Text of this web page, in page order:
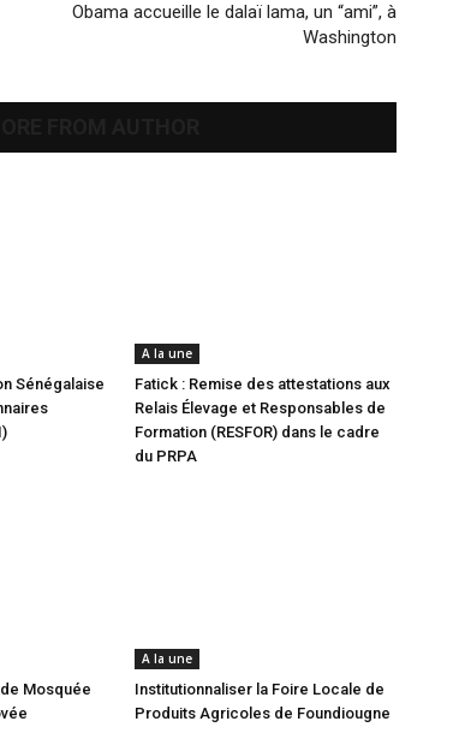
Obama accueille le dalaï lama, un “ami”, à
Washington
Sénégalaise
A la une
Fatick : Remise des attestations aux
Relais Élevage et Responsables de
Formation (RESFOR) dans le cadre
du PRPA
Mosquée
A la une
Institutionnaliser la Foire Locale de
Produits Agricoles de Foundiougne